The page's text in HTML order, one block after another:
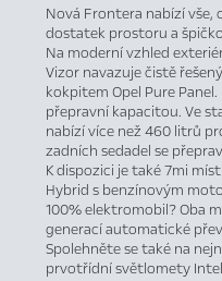
Nová Frontera nabízí
dostatek prostoru a
Na moderní vzhled
Vizor navazuje čistě
kokpitem Opel Pure
přepravní kapacitou. Ve
nabízí více než 460 litrů
zadních sedadel se
K dispozici je také 7mi
Hybrid s benzínovým
100% elektromobil? Oba
generací automatické
Spolehněte se také na
prvotřídní světlomety